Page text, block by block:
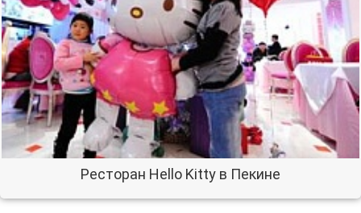
Ресторан Hello Kitty в Пекине